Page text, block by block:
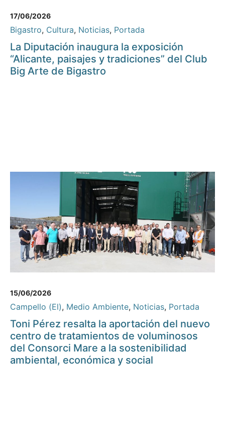
17/06/2026
Bigastro, Cultura, Noticias, Portada
La Diputación inaugura la exposición
“Alicante, paisajes y tradiciones” del Club
Big Arte de Bigastro
15/06/2026
Campello (El), Medio Ambiente, Noticias, Portada
Toni Pérez resalta la aportación del nuevo
centro de tratamientos de voluminosos
del Consorci Mare a la sostenibilidad
ambiental, económica y social